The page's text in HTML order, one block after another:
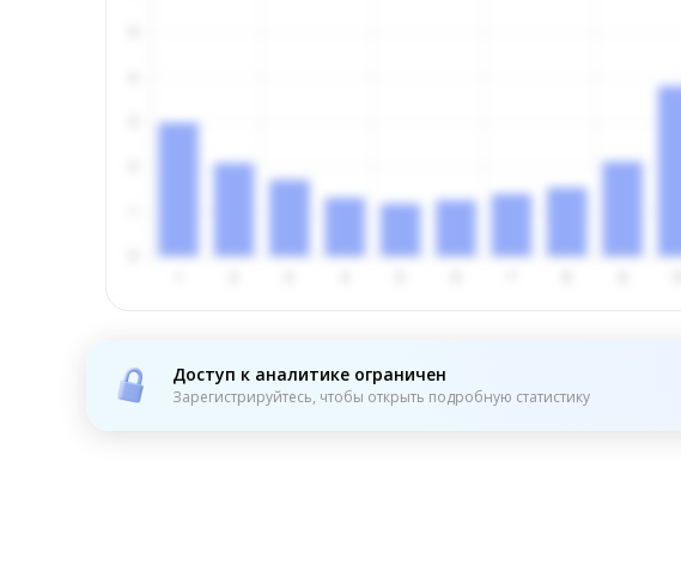
Доступ к аналитике ограничен
Зарегистрируйтесь, чтобы открыть подробную статистику